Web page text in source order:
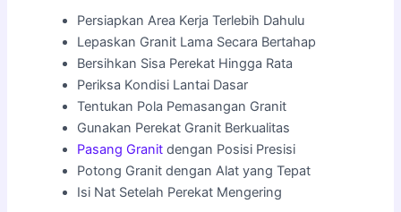
Persiapkan Area Kerja Terlebih Dahulu
Lepaskan Granit Lama Secara Bertahap
Bersihkan Sisa Perekat Hingga Rata
Periksa Kondisi Lantai Dasar
Tentukan Pola Pemasangan Granit
Gunakan Perekat Granit Berkualitas
Pasang Granit dengan Posisi Presisi
Potong Granit dengan Alat yang Tepat
Isi Nat Setelah Perekat Mengering